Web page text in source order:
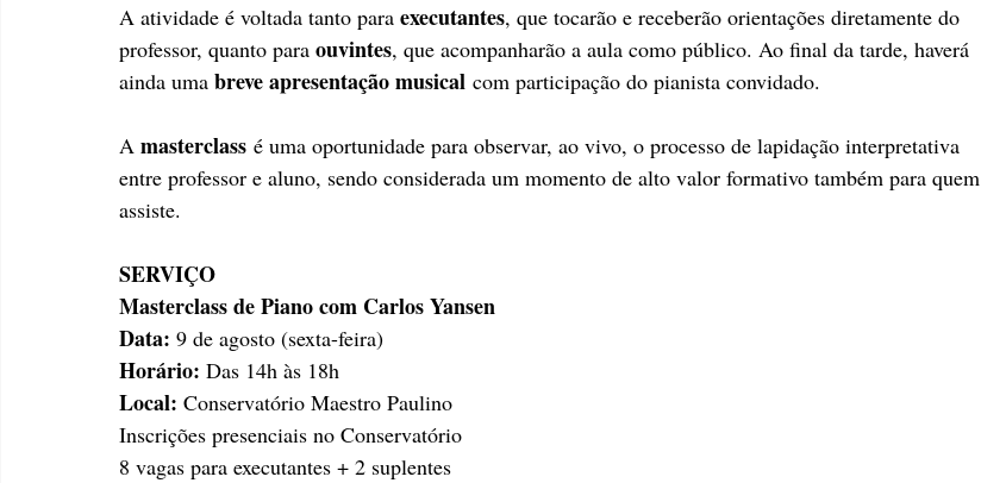
A atividade é voltada tanto para executantes, que tocarão e receberão orientações diretamente do
professor, quanto para ouvintes, que acompanharão a aula como público. Ao final da tarde, haverá
ainda uma breve apresentação musical com participação do pianista convidado.
A masterclass é uma oportunidade para observar, ao vivo, o processo de lapidação interpretativa
entre professor e aluno, sendo considerada um momento de alto valor formativo também para quem
assiste.
SERVIÇO
Masterclass de Piano com Carlos Yansen
Data: 9 de agosto (sexta-feira)
Horário: Das 14h às 18h
Local: Conservatório Maestro Paulino
Inscrições presenciais no Conservatório
8 vagas para executantes + 2 suplentes